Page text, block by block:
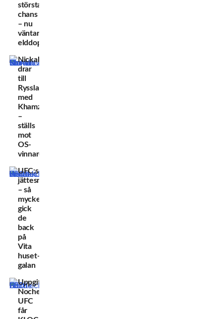
största
chans
– nu
väntar
elddopet
Nickal
drar
till
Ryssland
med
Khamzat
–
ställs
mot
OS-
vinnare
UFC:s
jättesmäll
– så
mycket
gick
de
back
på
Vita
huset-
galan
Uppgifter:
Noche
UFC
får